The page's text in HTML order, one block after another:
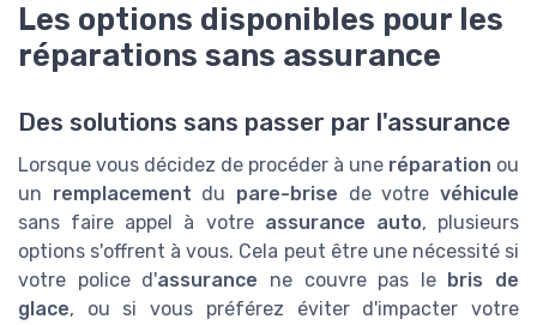
Les options disponibles pour les
réparations sans assurance
Des solutions sans passer par l'assurance
Lorsque vous décidez de procéder à une réparation ou
un remplacement du pare-brise de votrevéhicule
sans faire appel à votre assurance auto, plusieurs
options s'offrent à vous. Cela peut être une nécessité si
votre police d'assurance ne couvre pas le
bris de
glace, ou si vous préférez éviter d'impacter votre